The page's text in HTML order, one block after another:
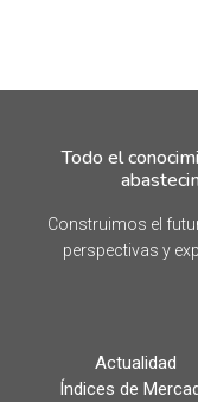
Todo el
Construimos el
perspectivas y
Actualidad
Índices de